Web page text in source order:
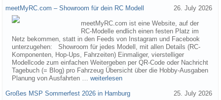
meetMyRC.com – Showroom für dein RC Modell 26. July 2026
meetMyRC.com ist eine Website, auf der
RC-Modelle endlich einen festen Platz im
Netz bekommen, statt in den Feeds von Instagram und Facebook
unterzugehen: Showroom für jedes Modell, mit allen Details (RC-
Komponenten, Hop-Ups, Fahrzeiten) Einmaliger, vierstelliger
Modellcode zum einfachen Weitergeben per QR-Code oder Nachricht
Tagebuch (= Blog) pro Fahrzeug Übersicht über die Hobby-Ausgaben
Planung von Ausfahrten … weiterlesen
Großes MSP Sommerfest 2026 in Hamburg 25. July 2026